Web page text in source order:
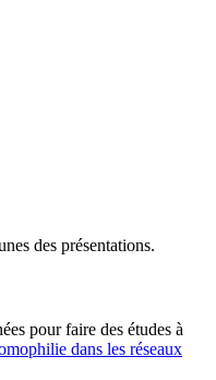
des présentations.
pour faire des études à
dans les réseaux